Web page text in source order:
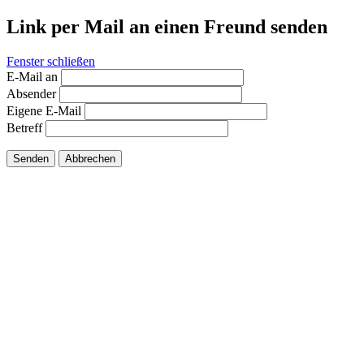
Link per Mail an einen Freund senden
Fenster schließen
E-Mail an
Absender
Eigene E-Mail
Betreff
Senden Abbrechen